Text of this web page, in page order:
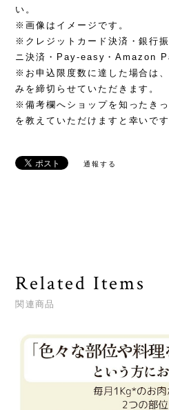
い。
※画像はイメージです。
※クレジットカード決済・銀行
ニ決済・Pay-easy・Amazon
※お申込限度数に達した場合は
みを締切らせていただきます。
※備考欄へショップを知ったき
を教えていただけますと幸いです
通報する
Related Items
関連商品